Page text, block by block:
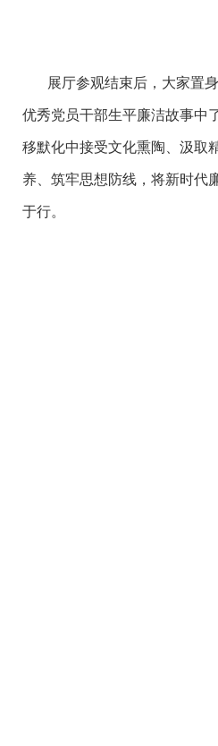
展厅参观结束后，大家置身
优秀党员干部生平廉洁故事中
移默化中接受文化熏陶、汲取
养、筑牢思想防线，将新时代
于行。